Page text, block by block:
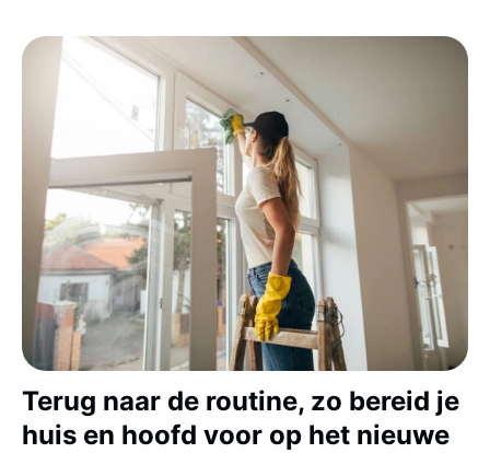
Terug naar de routine, zo bereid je
huis en hoofd voor op het nieuwe